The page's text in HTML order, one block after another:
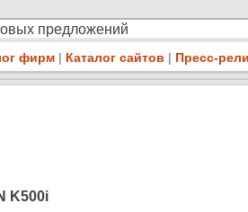
предложений
фирм | Каталог сайтов | Пресс-
K500i